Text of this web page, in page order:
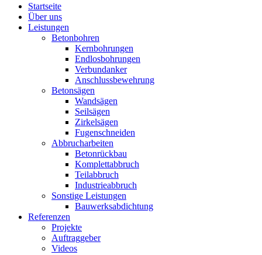
Startseite
Über uns
Leistungen
Betonbohren
Kernbohrungen
Endlosbohrungen
Verbundanker
Anschlussbewehrung
Betonsägen
Wandsägen
Seilsägen
Zirkelsägen
Fugenschneiden
Abbrucharbeiten
Betonrückbau
Komplettabbruch
Teilabbruch
Industrieabbruch
Sonstige Leistungen
Bauwerksabdichtung
Referenzen
Projekte
Auftraggeber
Videos